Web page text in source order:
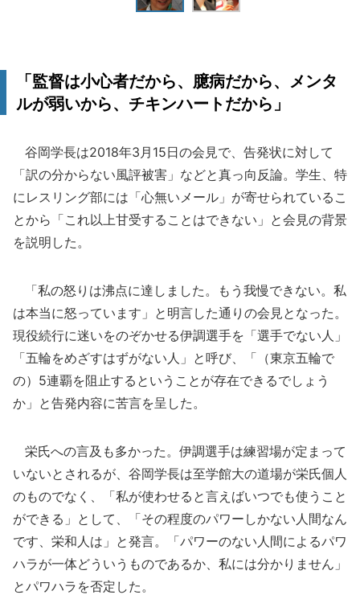
「監督は小心者だから、臆病だから、メンタ
ルが弱いから、チキンハートだから」
谷岡学長は2018年3月15日の会見で、告発状に対して
「訳の分からない風評被害」などと真っ向反論。学生、特
にレスリング部には「心無いメール」が寄せられているこ
とから「これ以上甘受することはできない」と会見の背景
を説明した。
「私の怒りは沸点に達しました。もう我慢できない。私
は本当に怒っています」と明言した通りの会見となった。
現役続行に迷いをのぞかせる伊調選手を「選手でない人」
「五輪をめざすはずがない人」と呼び、「（東京五輪で
の）5連覇を阻止するということが存在できるでしょう
か」と告発内容に苦言を呈した。
栄氏への言及も多かった。伊調選手は練習場が定まって
いないとされるが、谷岡学長は至学館大の道場が栄氏個人
のものでなく、「私が使わせると言えばいつでも使うこと
ができる」として、「その程度のパワーしかない人間なん
です、栄和人は」と発言。「パワーのない人間によるパワ
ハラが一体どういうものであるか、私には分かりません」
とパワハラを否定した。